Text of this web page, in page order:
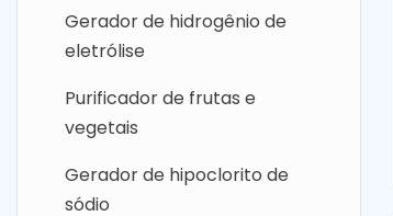
Ânodo de titânio rutênio irídio
Ânodo de titânio MMO (SDA)
Gerador de hidrogênio de
eletrólise
Purificador de frutas e
vegetais
Gerador de hipoclorito de
sódio